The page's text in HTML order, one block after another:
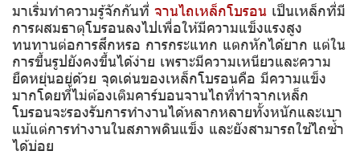
มาเริ่มทำความรู้จักกันที่ จานไถเหล็กโบรอน เป็นเหล็กที่มี
การผสมธาตุโบรอนลงไปเพื่อให้มีความแข็งแรงสูง
ทนทานต่อการสึกหรอ การกระแทก แตกหักได้ยาก แต่ใน
การขึ้นรูปยังคงขึ้นได้ง่าย เพราะมีความเหนียวและความ
ยืดหยุ่นอยู่ด้วย จุดเด่นของเหล็กโบรอนคือ มีความแข็ง
มากโดยที่ไม่ต้องเติมคาร์บอนจานไถที่ทำจากเหล็ก
โบรอนจะรองรับการทำงานได้หลากหลายทั้งหนักและเบา
แม้แต่การทำงานในสภาพดินแข็ง และยังสามารถใช้ไถซ้ำ
ได้บ่อย